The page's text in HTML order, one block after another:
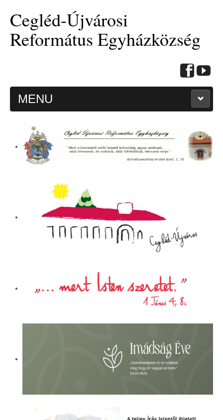
Cegléd-Újvárosi
Református Egyházközség
MENU
KEZDŐOLDAL
HITMÉLYÍTŐ CIKKEK
ALKALMAINK
ÜGYINTÉZÉS
ELÉRHETŐSÉG
EVANGÉLIZÁCIÓS SOROZATOK
KÓRHÁZLELKÉSZI SZOLGÁLAT